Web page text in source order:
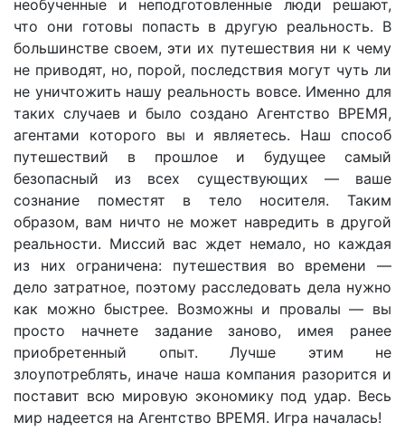
необученные и неподготовленные люди решают,
что они готовы попасть в другую реальность. В
большинстве своем, эти их путешествия ни к чему
не приводят, но, порой, последствия могут чуть ли
не уничтожить нашу реальность вовсе. Именно для
таких случаев и было создано Агентство ВРЕМЯ,
агентами которого вы и являетесь. Наш способ
путешествий в прошлое и будущее самый
безопасный из всех существующих — ваше
сознание поместят в тело носителя. Таким
образом, вам ничто не может навредить в другой
реальности. Миссий вас ждет немало, но каждая
из них ограничена: путешествия во времени —
дело затратное, поэтому расследовать дела нужно
как можно быстрее. Возможны и провалы — вы
просто начнете задание заново, имея ранее
приобретенный опыт. Лучше этим не
злоупотреблять, иначе наша компания разорится и
поставит всю мировую экономику под удар. Весь
мир надеется на Агентство ВРЕМЯ. Игра началась!